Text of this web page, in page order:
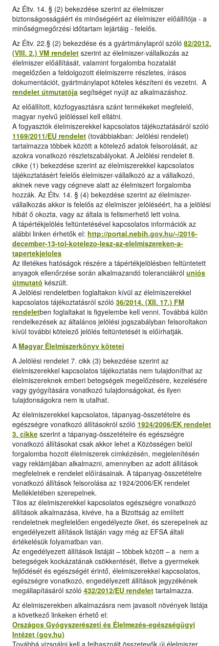
Az Éltv. 14. § (2) bekezdése szerint az élelmiszer
biztonságosságáért és minőségéért az élelmiszer előállítója - a
minőségmegőrzési időtartam lejártáig - felelős.
Az Éltv. 22.§ (2) bekezdése és a gyártmánylapról szóló 82/2012.
(VIII. 2.) VM rendelet szerint az élelmiszer-vállalkozás az
élelmiszer előállítását, valamint forgalomba hozatalát
megelőzően a feldolgozott élelmiszerre részletes, írásos
dokumentációt, gyártmánylapot köteles készíteni és vezetni. A
rendelet útmutatója segítséget nyújt az alkalmazáshoz.
Az előállított, közfogyasztásra szánt termékeket megfelelő,
magyar nyelvű jelöléssel kell ellátni.
A fogyasztók élelmiszerekkel kapcsolatos tájékoztatásáról szóló
1169/2011/EU rendelet (továbbiakban: Jelölési rendelet)
tartalmazza többek között a kötelező adatok felsorolását, az
azokra vonatkozó részletszabályokat. A Jelölési rendelet 8.
cikke (1) bekezdése szerint az élelmiszerekkel kapcsolatos
tájékoztatásért felelős élelmiszer-vállalkozó az a vállalkozó,
akinek neve vagy cégneve alatt az élelmiszert forgalomba
hozzák. Az Éltv. 14. § (4) bekezdése szerint az élelmiszer-
vállalkozás akkor is felelős az élelmiszer jelöléséért, ha a jelölési
hibát ő okozta, vagy az általa is felismerhető lett volna.
A tápértékjelölés feltüntetésével kapcsolatos információk az
alábbi linken érhetők el: http://portal.nebih.gov.hu/-/2016-
december-13-tol-kotelezo-lesz-az-elelmiszereken-a-
tapertekjeloles
Az illetékes hatóságok részére a tápértékjelölésben feltüntetett
anyagok ellenőrzése során alkalmazandó toleranciákról uniós
útmutató készült.
A Jelölési rendeletben foglaltakon kívül az élelmiszerekkel
kapcsolatos tájékoztatásról szóló 36/2014. (XII. 17.) FM
rendeletben foglaltakat is figyelembe kell venni. Továbbá külön
rendelkezések az általános jelölési jogszabályban felsoroltakon
kívül további kötelező jelölés feltüntetését is előírhatják.
A Magyar Élelmiszerkönyv kötetei
A Jelölési rendelet 7. cikk (3) bekezdése szerint az
élelmiszerekkel kapcsolatos tájékoztatás nem tulajdoníthat az
élelmiszereknek emberi betegségek megelőzésére, kezelésére
vagy gyógyítására vonatkozó tulajdonságokat, és ilyen
tulajdonságokra nem is utalhat.
Az élelmiszerekkel kapcsolatos, tápanyag-összetételre és
egészségre vonatkozó állításokról szóló 1924/2006/EK rendelet
3. cikke szerint a tápanyag-összetételre és egészségre
vonatkozó állításokat csak akkor lehet a Közösségen belül
forgalomba hozott élelmiszerek címkézésén, megjelenítésén
vagy reklámjában alkalmazni, amennyiben az adott állítások
megfelelnek e rendelet előírásainak. A tápanyag-összetételre
vonatkozó állítások felsorolása az 1924/2006/EK rendelet
Mellékletében szerepelnek.
Tilos az élelmiszerekkel kapcsolatos egészségre vonatkozó
állítások alkalmazása, kivéve, ha a Bizottság az említett
rendeletnek megfelelően engedélyezte őket, és szerepelnek az
engedélyezett állítások listáján vagy még az EFSA általi
értékelésük folyamatban van.
Az engedélyezett állítások listáját – többek között – a nem a
betegségek kockázatának csökkentését, illetve a gyermekek
fejlődését és egészségét érintő, élelmiszerekkel kapcsolatos,
egészségre vonatkozó, engedélyezett állítások jegyzékének
megállapításáról szóló 432/2012/EU rendelet tartalmazza.
Az élelmiszerekben alkalmazásra nem javasolt növények listája
a következő linkeken érhető el:
Országos Gyógyszerészeti és Élelmezés-egészségügyi
Intézet (gov.hu)